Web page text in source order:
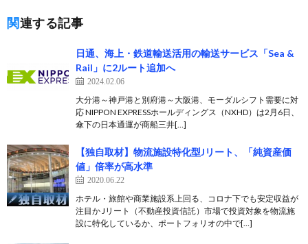
関連する記事
日通、海上・鉄道輸送活用の輸送サービス「Sea &
Rail」に2ルート追加へ
2024.02.06
大分港～神戸港と別府港～大阪港、モーダルシフト需要に対
応 NIPPON EXPRESSホールディングス（NXHD）は2月6日、
傘下の日本通運が商船三井[…]
【独自取材】物流施設特化型Jリート、「純資産価
値」倍率が高水準
2020.06.22
ホテル・旅館や商業施設系上回る、コロナ下でも安定収益が
注目か Jリート（不動産投資信託）市場で投資対象を物流施
設に特化しているか、ポートフォリオの中で[…]